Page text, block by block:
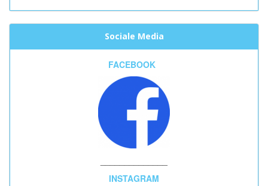
Sociale Media
FACEBOOK
INSTAGRAM